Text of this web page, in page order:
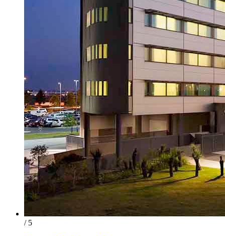
/ 5